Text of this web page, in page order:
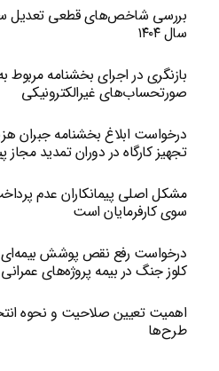
بررسی شاخص‌های قطعی تعدیل
سال ۱۴۰۴
بازنگری در اجرای بخشنامه
صورتحساب‌های غیرالکترونیکی
درخواست ابلاغ بخشنامه جبران
تجهیز کارگاه در دوران تمدید مجاز
مشکل اصلی پیمانکاران عدم
سوی کارفرمایان است
درخواست رفع نقص پوشش بیمه‌ای
کلوز جنگ در بیمه پروژه‌های عمرانی
اهمیت تعیین صلاحیت و نحوه
طرح‌ها